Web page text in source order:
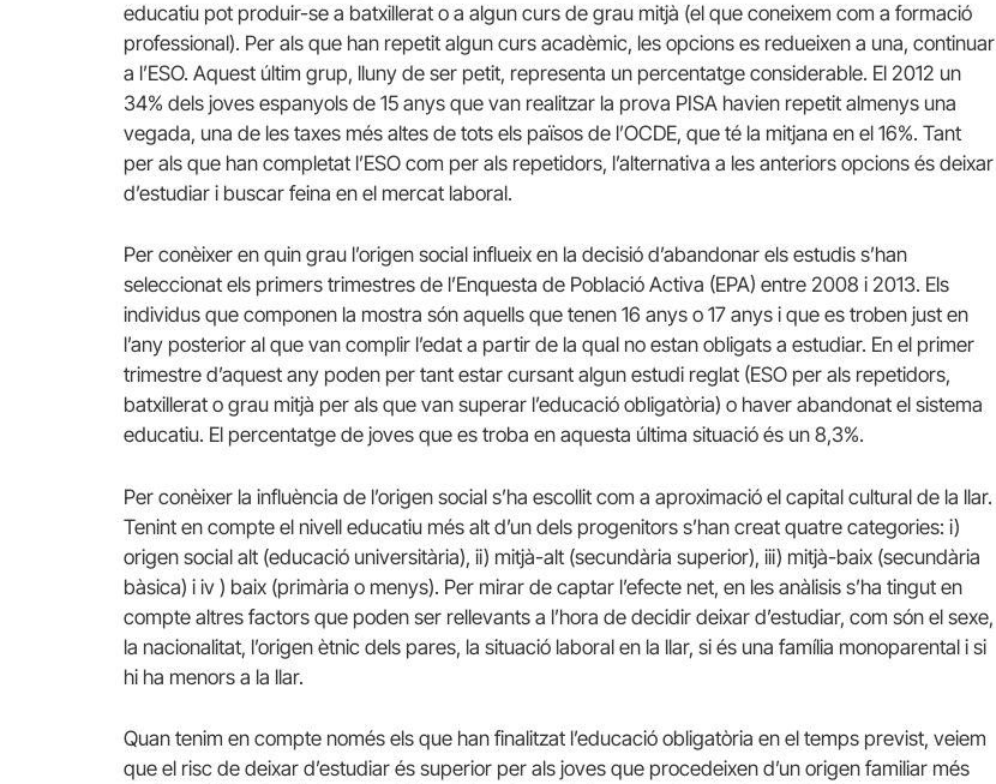
educatiu pot produir-se a batxillerat o a algun curs de grau mitjà (el que coneixem com a formació
professional). Per als que han repetit algun curs acadèmic, les opcions es redueixen a una, continuar
a l’ESO. Aquest últim grup, lluny de ser petit, representa un percentatge considerable. El 2012 un
34% dels joves espanyols de 15 anys que van realitzar la prova PISA havien repetit almenys una
vegada, una de les taxes més altes de tots els països de l’OCDE, que té la mitjana en el 16%. Tant
per als que han completat l’ESO com per als repetidors, l’alternativa a les anteriors opcions és deixar
d’estudiar i buscar feina en el mercat laboral.
Per conèixer en quin grau l’origen social influeix en la decisió d’abandonar els estudis s’han
seleccionat els primers trimestres de l’Enquesta de Població Activa (EPA) entre 2008 i 2013. Els
individus que componen la mostra són aquells que tenen 16 anys o 17 anys i que es troben just en
l’any posterior al que van complir l’edat a partir de la qual no estan obligats a estudiar. En el primer
trimestre d’aquest any poden per tant estar cursant algun estudi reglat (ESO per als repetidors,
batxillerat o grau mitjà per als que van superar l’educació obligatòria) o haver abandonat el sistema
educatiu. El percentatge de joves que es troba en aquesta última situació és un 8,3%.
Per conèixer la influència de l’origen social s’ha escollit com a aproximació el capital cultural de la llar.
Tenint en compte el nivell educatiu més alt d’un dels progenitors s’han creat quatre categories: i)
origen social alt (educació universitària), ii) mitjà-alt (secundària superior), iii) mitjà-baix (secundària
bàsica) i iv ) baix (primària o menys). Per mirar de captar l’efecte net, en les anàlisis s’ha tingut en
compte altres factors que poden ser rellevants a l’hora de decidir deixar d’estudiar, com són el sexe,
la nacionalitat, l’origen ètnic dels pares, la situació laboral en la llar, si és una família monoparental i si
hi ha menors a la llar.
Quan tenim en compte només els que han finalitzat l’educació obligatòria en el temps previst, veiem
que el risc de deixar d’estudiar és superior per als joves que procedeixen d’un origen familiar més